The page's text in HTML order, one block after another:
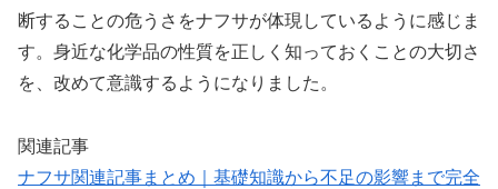
断することの危うさをナフサが体現しているように感じま
す。身近な化学品の性質を正しく知っておくことの大切さ
を、改めて意識するようになりました。
関連記事
ナフサ関連記事まとめ｜基礎知識から不足の影響まで完全